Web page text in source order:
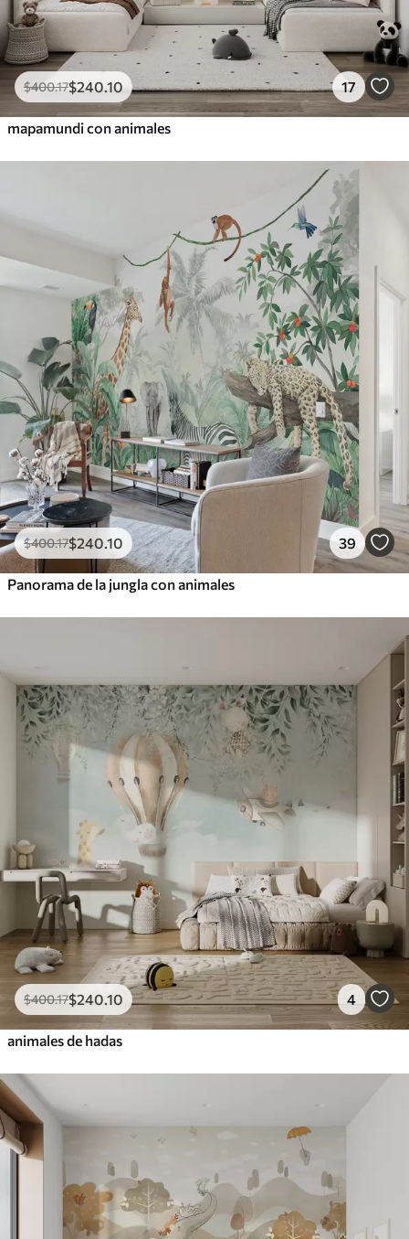
$400.17$240.10 17
mapamundi con animales
$400.17$240 .10 39
Panorama de la jungla con animales
$400.17$240 .10 4
animales de hadas